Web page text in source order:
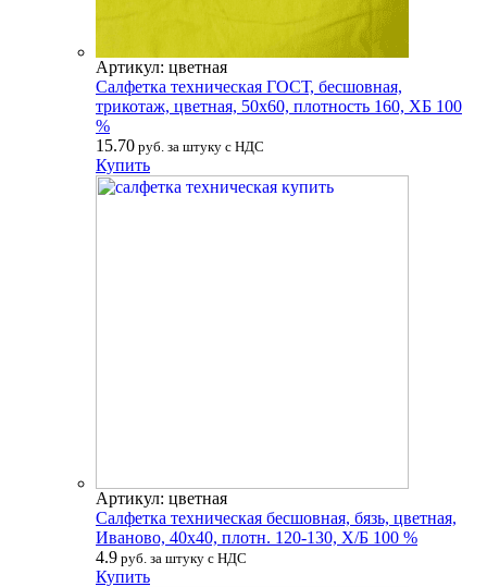
Артикул: цветная
Салфетка техническая ГОСТ, бесшовная,
трикотаж, цветная, 50х60, плотность 160, ХБ 100
%
15.70 руб. за штуку с НДС
Купить
Артикул: цветная
Салфетка техническая бесшовная, бязь, цветная,
Иваново, 40х40, плотн. 120-130, Х/Б 100 %
4.9 руб. за штуку с НДС
Купить